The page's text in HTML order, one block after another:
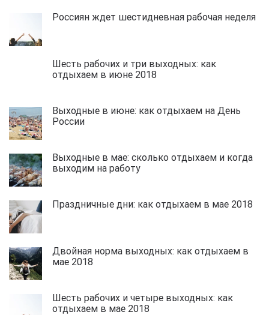
Россиян ждет шестидневная рабочая неделя
Шесть рабочих и три выходных: как
отдыхаем в июне 2018
Выходные в июне: как отдыхаем на День
России
Выходные в мае: сколько отдыхаем и когда
выходим на работу
Праздничные дни: как отдыхаем в мае 2018
Двойная норма выходных: как отдыхаем в
мае 2018
Шесть рабочих и четыре выходных: как
отдыхаем в мае 2018